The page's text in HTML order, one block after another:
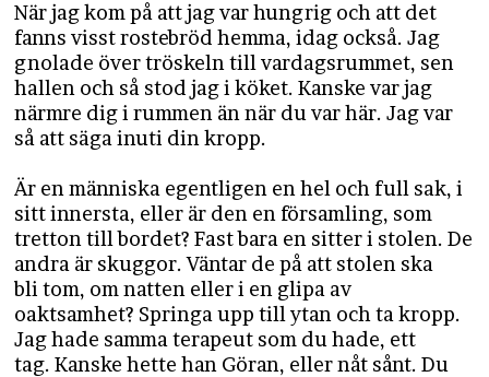
När jag kom på att jag var hungrig och att det
fanns visst rostebröd hemma, idag också. Jag
gnolade över tröskeln till vardagsrummet, sen
hallen och så stod jag i köket. Kanske var jag
närmre dig i rummen än när du var här. Jag var
så att säga inuti din kropp.
Är en människa egentligen en hel och full sak, i
sitt innersta, eller är den en församling, som
tretton till bordet? Fast bara en sitter i stolen. De
andra är skuggor. Väntar de på att stolen ska
bli tom, om natten eller i en glipa av
oaktsamhet? Springa upp till ytan och ta kropp.
Jag hade samma terapeut som du hade, ett
tag. Kanske hette han Göran, eller nåt sånt. Du